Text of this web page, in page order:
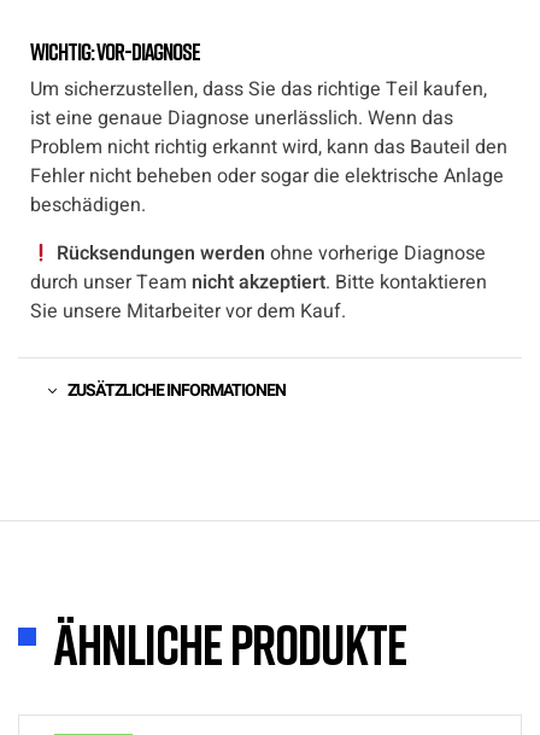
Wichtig: Vor-Diagnose
Um sicherzustellen, dass Sie das richtige Teil kaufen,
ist eine genaue Diagnose unerlässlich. Wenn das
Problem nicht richtig erkannt wird, kann das Bauteil den
Fehler nicht beheben oder sogar die elektrische Anlage
beschädigen.
Rücksendungen werden ohne vorherige Diagnose
durch unser Team nicht akzeptiert. Bitte kontaktieren
Sie unsere Mitarbeiter vor dem Kauf.
ZUSÄTZLICHE INFORMATIONEN
Ähnliche Produkte